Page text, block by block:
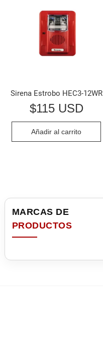
Sirena Estrobo HEC3-12WR
$115 USD
Añadir al carrito